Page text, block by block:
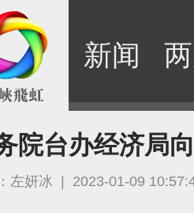
新闻
院台办经济局
左妍冰 | 2023-01-09